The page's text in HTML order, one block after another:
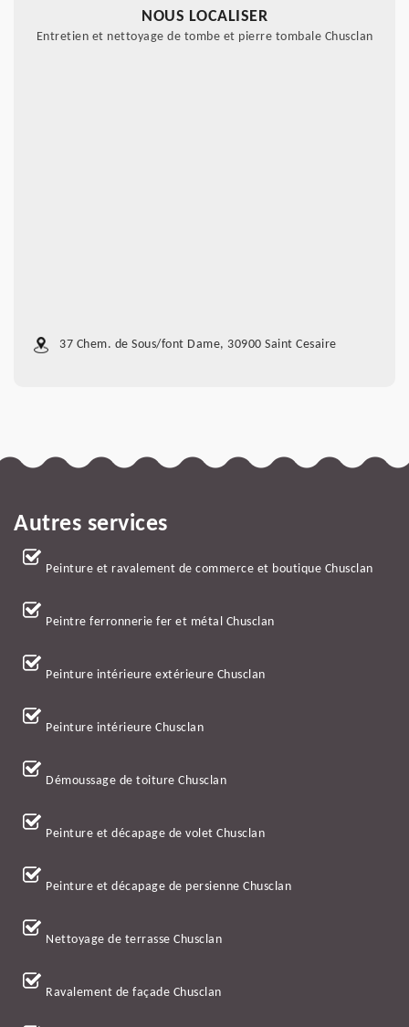
NOUS LOCALISER
Entretien et nettoyage de tombe et pierre tombale Chusclan
37 Chem. de Sous/font Dame, 30900 Saint Cesaire
Autres services
Peinture et ravalement de commerce et boutique Chusclan
Peintre ferronnerie fer et métal Chusclan
Peinture intérieure extérieure Chusclan
Peinture intérieure Chusclan
Démoussage de toiture Chusclan
Peinture et décapage de volet Chusclan
Peinture et décapage de persienne Chusclan
Nettoyage de terrasse Chusclan
Ravalement de façade Chusclan